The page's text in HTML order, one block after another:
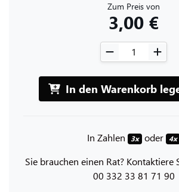
Zum Preis von
3,00 €
In den Warenkorb
In Zahlen 3x oder 4x
Sie brauchen einen Rat? Kontaktiere
00 332 33 81 71 90